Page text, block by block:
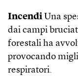
Incendi Una
dai campi
forestali ha
provocando
respiratori.